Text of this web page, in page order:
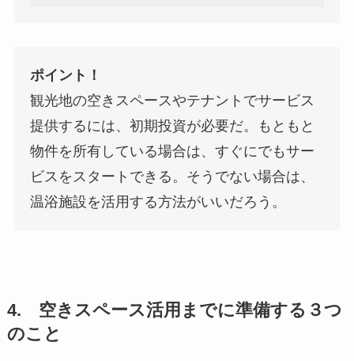
ポイント！
観光地の空きスペースやテナントでサービス
提供するには、初期投資が必要だ。もともと
物件を所有している場合は、すぐにでもサー
ビスをスタートできる。そうでない場合は、
温浴施設を活用する方法がいいだろう。
4. 空きスペース活用までに準備する３つ
のこと